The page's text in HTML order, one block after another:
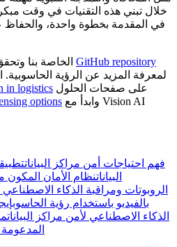
خلال تبني هذه التقنيات في وقت
في المقدمة بخطوة واحدة، والحفاظ
GitHub repository
لمعرفة المزيد عن الرؤية
in logistics
options
فهم احتياجات أمن مراكز البيانات
البيانات
الروبوتات ومراقبة الذكاء الاصطناعي
بالفيديو باستخدام رؤية الحاسوب
الذكاء الاصطناعي لأمن مراكز البيانات